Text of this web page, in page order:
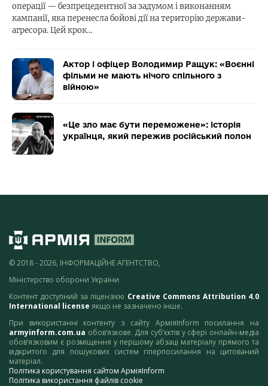
операції — безпрецедентної за задумом і виконанням
кампанії, яка перенесла бойові дії на територію держави-
агресора. Цей крок…
Актор і офіцер Володимир Ращук: «Воєнні
фільми не мають нічого спільного з
війною»
«Це зло має бути переможене»: історія
українця, який пережив російський полон
© 2018 - 2026, ІНФОРМАЦІЙНЕ АГЕНТСТВО,
Міністерство оборони України
Контент доступний за ліцензією Creative Commons Attribution 4.0
International license якщо не зазначено інше.
При використанні контенту з сайту АрміяInform посилання на
armyinform.com.ua обов’язкове. Для суб’єктів у сфері онлайн-медіа
обов’язковим є розміщення у першому абзаці матеріалу прямого та
відкритого для пошукових систем гіперпосилання на цитований
матеріал.
Політика користування сайтом АрміяInform
Політика використання файлів cookie